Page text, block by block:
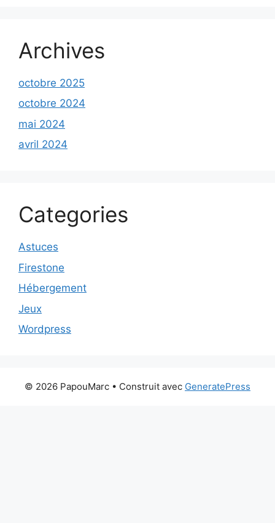
Archives
octobre 2025
octobre 2024
mai 2024
avril 2024
Categories
Astuces
Firestone
Hébergement
Jeux
Wordpress
© 2026 PapouMarc • Construit avec GeneratePress